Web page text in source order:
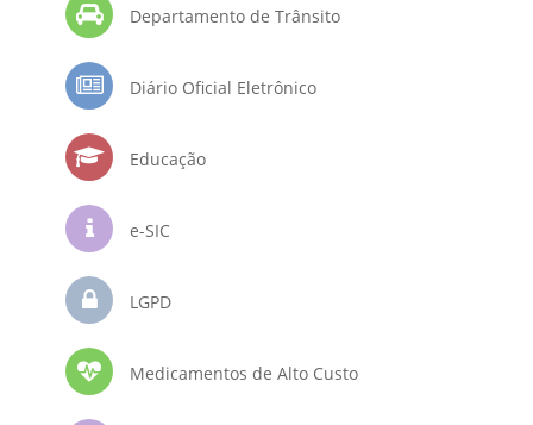
Departamento de Trânsito
Diário Oficial Eletrônico
Educação
e-SIC
LGPD
Medicamentos de Alto Custo